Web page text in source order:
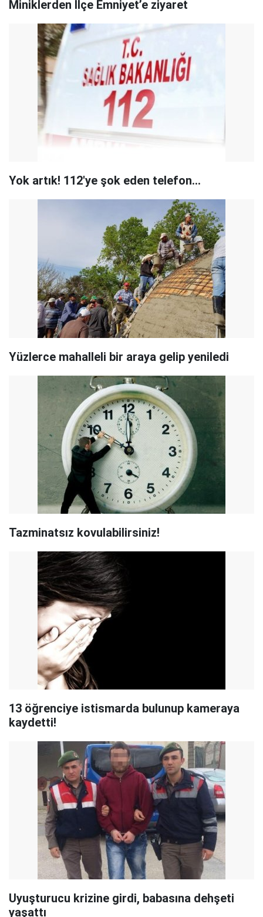
Miniklerden İlçe Emniyet’e ziyaret
Yok artık! 112'ye şok eden telefon...
Yüzlerce mahalleli bir araya gelip yeniledi
Tazminatsız kovulabilirsiniz!
13 öğrenciye istismarda bulunup kameraya
kaydetti!
Uyuşturucu krizine girdi, babasına dehşeti
yaşattı